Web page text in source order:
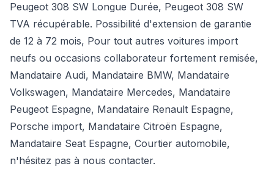
Peugeot 308 SW Longue Durée, Peugeot 308 SW
TVA récupérable. Possibilité d'extension de garantie
de 12 à 72 mois, Pour tout autres voitures import
neufs ou occasions collaborateur fortement remisée,
Mandataire Audi, Mandataire BMW, Mandataire
Volkswagen, Mandataire Mercedes, Mandataire
Peugeot Espagne, Mandataire Renault Espagne,
Porsche import, Mandataire Citroën Espagne,
Mandataire Seat Espagne, Courtier automobile,
n'hésitez pas à nous contacter.